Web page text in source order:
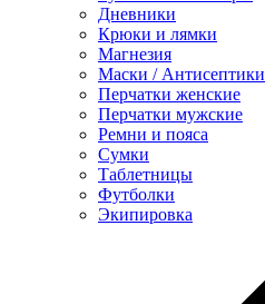
Дневники
Крюки и лямки
Магнезия
Маски / Антисептики
Перчатки женские
Перчатки мужские
Ремни и пояса
Сумки
Таблетницы
Футболки
Экипировка